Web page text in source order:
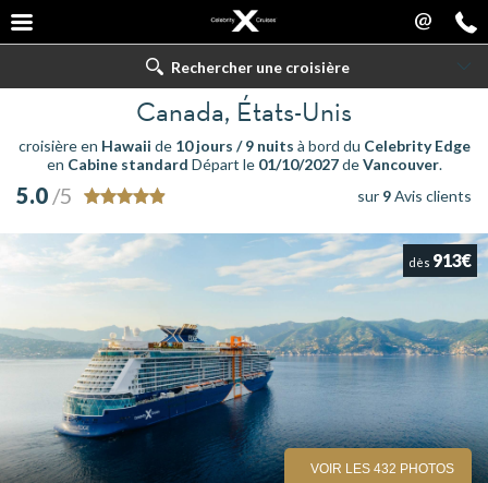
@
Rechercher une croisière
Canada, États-Unis
croisière en Hawaii de 10 jours / 9 nuits à bord du Celebrity Edge
en Cabine standard Départ le 01/10/2027deVancouver.
5.0 /5 sur 9Avis clients
dès 913€
VOIR LES 432 PHOTOS